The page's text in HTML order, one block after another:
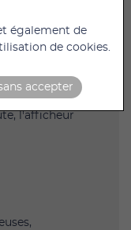
la
pour
l'afficheur
également de
de cookies.
accepter